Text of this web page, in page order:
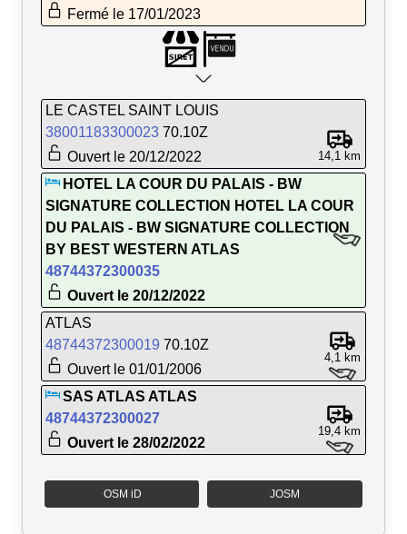
Fermé le 17/01/2023
LE CASTEL SAINT LOUIS
38001183300023 70.10Z
Ouvert le 20/12/2022
14,1 km
HOTEL LA COUR DU PALAIS - BW
SIGNATURE COLLECTION HOTEL LA COUR
DU PALAIS - BW SIGNATURE COLLECTION
BY BEST WESTERN ATLAS
48744372300035
Ouvert le 20/12/2022
ATLAS
48744372300019 70.10Z
Ouvert le 01/01/2006
4,1 km
SAS ATLAS ATLAS
48744372300027
Ouvert le 28/02/2022
19,4 km
OSM iD JOSM